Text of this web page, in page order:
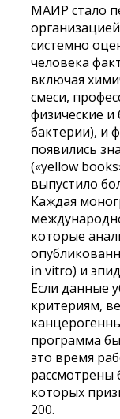
МАИР стало
системно
человека
включая
смеси,
физические и
бактерии), и
появились
(«yellow
выпустило
Каждая
которые
in vitro) и
Если данные
критериям,
программа
это время
рассмотрены
которых
200.